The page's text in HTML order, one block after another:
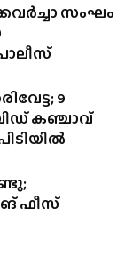
സംഘം
9
കഞ്ചാവ്
ഫീസ്